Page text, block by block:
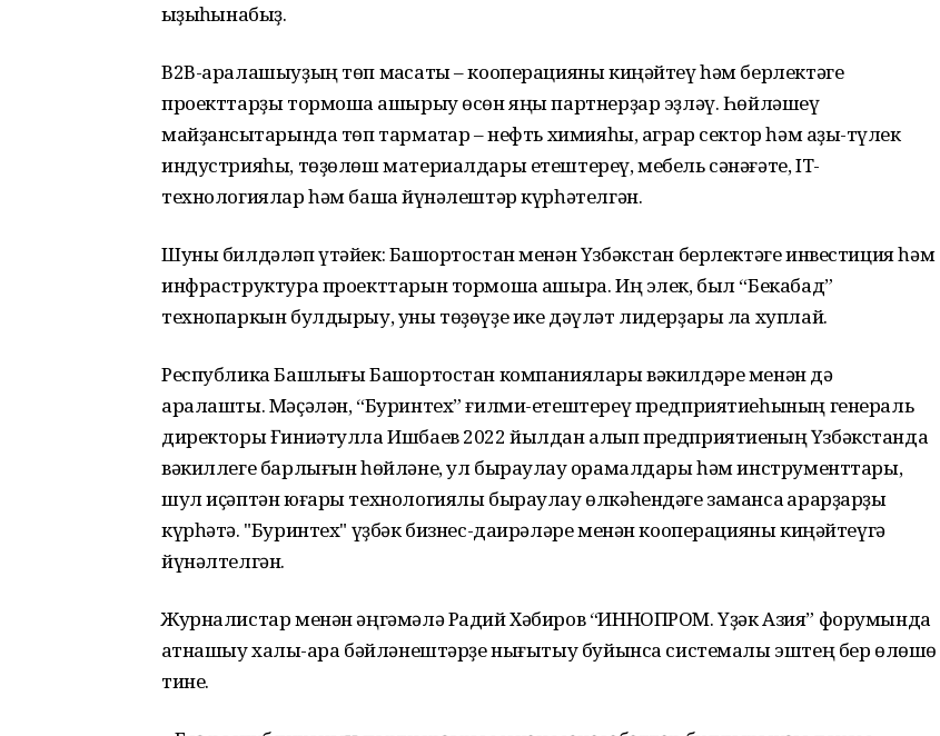
ҡыҙыҡһынабыҙ.
В2В-аралашыуҙың төп маҡсаты – кооперацияны киңәйтеү һәм берлектәге
проекттарҙы тормошҡа ашырыу өсөн яңы партнерҙар эҙләү. Һөйләшеү
майҙансыҡтарында төп тармаҡтар – нефть химияһы, аграр сектор һәм аҙыҡ-түлек
индустрияһы, төҙөлөш материалдары етештереү, мебель сәнәғәте, IT-
технологиялар һәм башҡа йүнәлештәр күрһәтелгән.
Шуны билдәләп үтәйек: Башҡортостан менән Үзбәкстан берлектәге инвестиция һәм
инфраструктура проекттарын тормошҡа ашыра. Иң элек, был “Бекабад”
технопаркын булдырыу, уны төҙөүҙе ике дәүләт лидерҙары ла хуплай.
Республика Башлығы Башҡортостан компаниялары вәкилдәре менән дә
аралашты. Мәҫәлән, “Буринтех” ғилми-етештереү предприятиеһының генераль
директоры Ғиниәтулла Ишбаев 2022 йылдан алып предприятиеның Үзбәкстанда
вәкиллеге барлығын һөйләне, ул быраулау ҡорамалдары һәм инструменттары,
шул иҫәптән юғары технологиялы быраулау өлкәһендәге заманса ҡарарҙарҙы
күрһәтә. "Буринтех" үҙбәк бизнес-даирәләре менән кооперацияны киңәйтеүгә
йүнәлтелгән.
Журналистар менән әңгәмәлә Радий Хәбиров “ИННОПРОМ. Үҙәк Азия” форумында
ҡатнашыу халыҡ-ара бәйләнештәрҙе нығытыу буйынса системалы эштең бер өлөшө
тине.